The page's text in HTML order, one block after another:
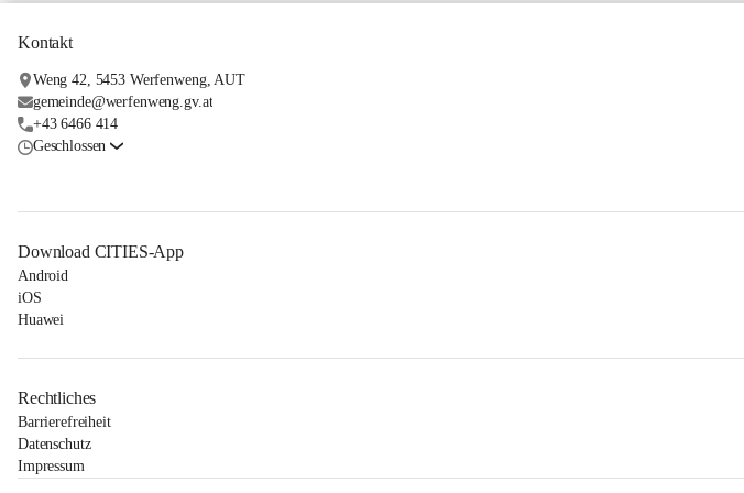
Kontakt
Weng 42, 5453 Werfenweng, AUT
gemeinde@werfenweng.gv.at
+43 6466 414
Geschlossen
Download CITIES-App
Android
iOS
Huawei
Rechtliches
Barrierefreiheit
Datenschutz
Impressum